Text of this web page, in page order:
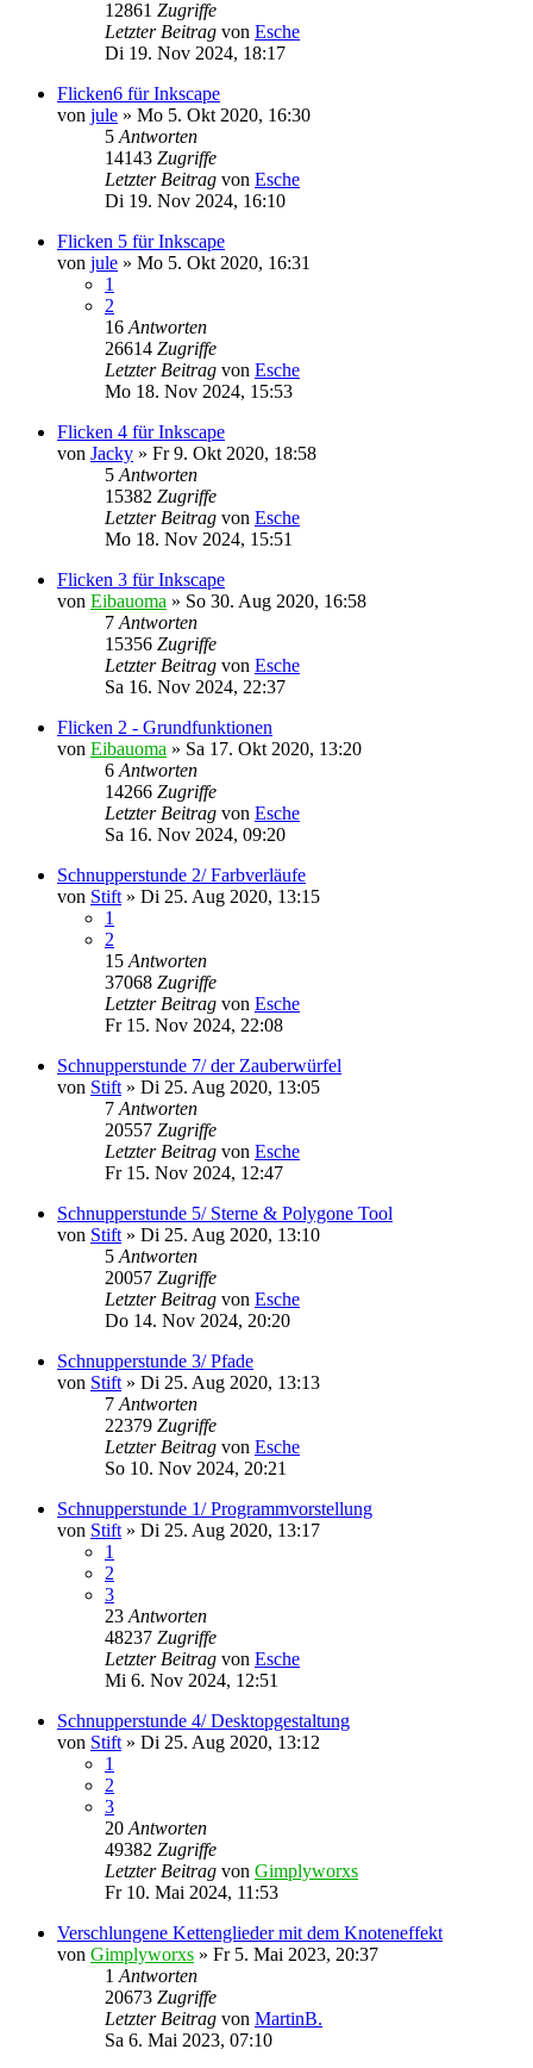
12861 Zugriffe
Letzter Beitrag von Esche
Di 19. Nov 2024, 18:17
Flicken6 für Inkscape
von jule » Mo 5. Okt 2020, 16:30
5 Antworten
14143 Zugriffe
Letzter Beitrag von Esche
Di 19. Nov 2024, 16:10
Flicken 5 für Inkscape
von jule » Mo 5. Okt 2020, 16:31
1
2
16 Antworten
26614 Zugriffe
Letzter Beitrag von Esche
Mo 18. Nov 2024, 15:53
Flicken 4 für Inkscape
von Jacky » Fr 9. Okt 2020, 18:58
5 Antworten
15382 Zugriffe
Letzter Beitrag von Esche
Mo 18. Nov 2024, 15:51
Flicken 3 für Inkscape
von Eibauoma » So 30. Aug 2020, 16:58
7 Antworten
15356 Zugriffe
Letzter Beitrag von Esche
Sa 16. Nov 2024, 22:37
Flicken 2 - Grundfunktionen
von Eibauoma » Sa 17. Okt 2020, 13:20
6 Antworten
14266 Zugriffe
Letzter Beitrag von Esche
Sa 16. Nov 2024, 09:20
Schnupperstunde 2/ Farbverläufe
von Stift » Di 25. Aug 2020, 13:15
1
2
15 Antworten
37068 Zugriffe
Letzter Beitrag von Esche
Fr 15. Nov 2024, 22:08
Schnupperstunde 7/ der Zauberwürfel
von Stift » Di 25. Aug 2020, 13:05
7 Antworten
20557 Zugriffe
Letzter Beitrag von Esche
Fr 15. Nov 2024, 12:47
Schnupperstunde 5/ Sterne & Polygone Tool
von Stift » Di 25. Aug 2020, 13:10
5 Antworten
20057 Zugriffe
Letzter Beitrag von Esche
Do 14. Nov 2024, 20:20
Schnupperstunde 3/ Pfade
von Stift » Di 25. Aug 2020, 13:13
7 Antworten
22379 Zugriffe
Letzter Beitrag von Esche
So 10. Nov 2024, 20:21
Schnupperstunde 1/ Programmvorstellung
von Stift » Di 25. Aug 2020, 13:17
1
2
3
23 Antworten
48237 Zugriffe
Letzter Beitrag von Esche
Mi 6. Nov 2024, 12:51
Schnupperstunde 4/ Desktopgestaltung
von Stift » Di 25. Aug 2020, 13:12
1
2
3
20 Antworten
49382 Zugriffe
Letzter Beitrag von Gimplyworxs
Fr 10. Mai 2024, 11:53
Verschlungene Kettenglieder mit dem Knoteneffekt
von Gimplyworxs » Fr 5. Mai 2023, 20:37
1 Antworten
20673 Zugriffe
Letzter Beitrag von MartinB.
Sa 6. Mai 2023, 07:10